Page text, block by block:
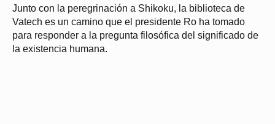
Junto con la peregrinación a Shikoku, la biblioteca de
Vatech es un camino que el presidente Ro ha tomado
para responder a la pregunta filosófica del significado de
la existencia humana.